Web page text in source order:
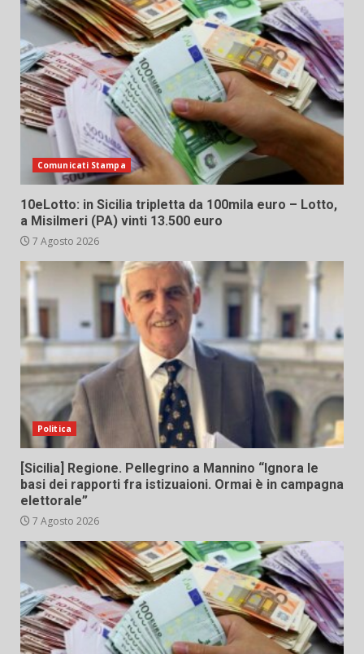
Comunicati Stampa
10eLotto: in Sicilia tripletta da 100mila euro – Lotto,
a Misilmeri (PA) vinti 13.500 euro
7 Agosto 2026
Politica
[Sicilia] Regione. Pellegrino a Mannino “Ignora le
basi dei rapporti fra istizuaioni. Ormai è in campagna
elettorale”
7 Agosto 2026